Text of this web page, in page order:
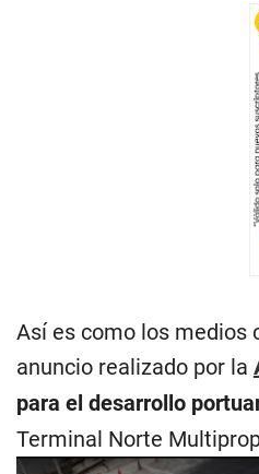
Así es como los medios
anuncio realizado por la
para el desarrollo
Terminal Norte